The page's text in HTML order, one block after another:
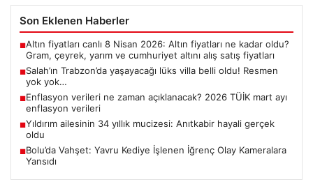
Son Eklenen Haberler
■Altın fiyatları canlı 8 Nisan 2026: Altın fiyatları ne kadar oldu?
Gram, çeyrek, yarım ve cumhuriyet altını alış satış fiyatları
■Salah’ın Trabzon’da yaşayacağı lüks villa belli oldu! Resmen
yok yok…
■Enflasyon verileri ne zaman açıklanacak? 2026 TÜİK mart ayı
enflasyon verileri
■Yıldırım ailesinin 34 yıllık mucizesi: Anıtkabir hayali gerçek
oldu
■Bolu’da Vahşet: Yavru Kediye İşlenen İğrenç Olay Kameralara
Yansıdı